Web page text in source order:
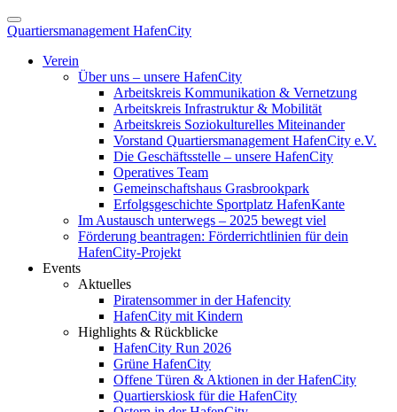
Quartiersmanagement HafenCity
Verein
Über uns – unsere HafenCity
Arbeitskreis Kommunikation & Vernetzung
Arbeitskreis Infrastruktur & Mobilität
Arbeitskreis Soziokulturelles Miteinander
Vorstand Quartiersmanagement HafenCity e.V.
Die Geschäftsstelle – unsere HafenCity
Operatives Team
Gemeinschaftshaus Grasbrookpark
Erfolgsgeschichte Sportplatz HafenKante
Im Austausch unterwegs – 2025 bewegt viel
Förderung beantragen: Förderrichtlinien für dein
HafenCity-Projekt
Events
Aktuelles
Piratensommer in der Hafencity
HafenCity mit Kindern
Highlights & Rückblicke
HafenCity Run 2026
Grüne HafenCity
Offene Türen & Aktionen in der HafenCity
Quartierskiosk für die HafenCity